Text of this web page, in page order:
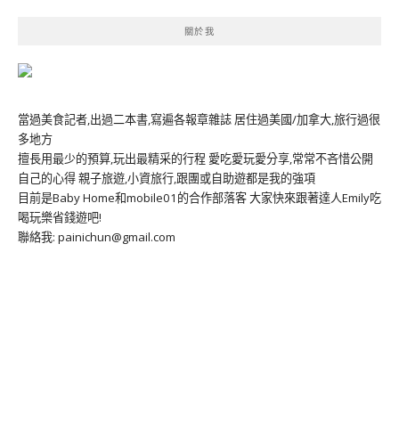
關於我
當過美食記者,出過二本書,寫遍各報章雜誌 居住過美國/加拿大,旅行過很
多地方
擅長用最少的預算,玩出最精采的行程 愛吃愛玩愛分享,常常不吝惜公開
自己的心得 親子旅遊,小資旅行,跟團或自助遊都是我的強項
目前是Baby Home和mobile01的合作部落客 大家快來跟著達人Emily吃
喝玩樂省錢遊吧!
聯絡我: painichun@gmail.com